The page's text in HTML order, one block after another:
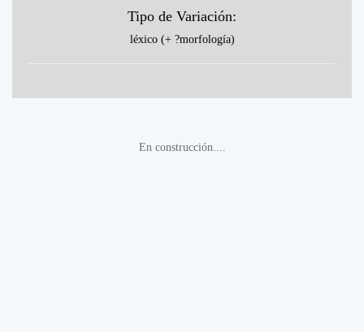
Tipo de Variación:
léxico (+ ?morfología)
En construcción....